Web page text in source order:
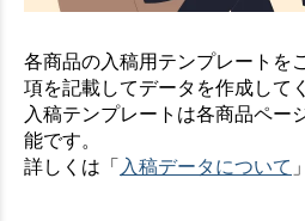
各商品の入稿用テンプレートを
項を記載してデータを作成して
入稿テンプレートは各商品ペー
能です。
詳しくは「入稿データについて